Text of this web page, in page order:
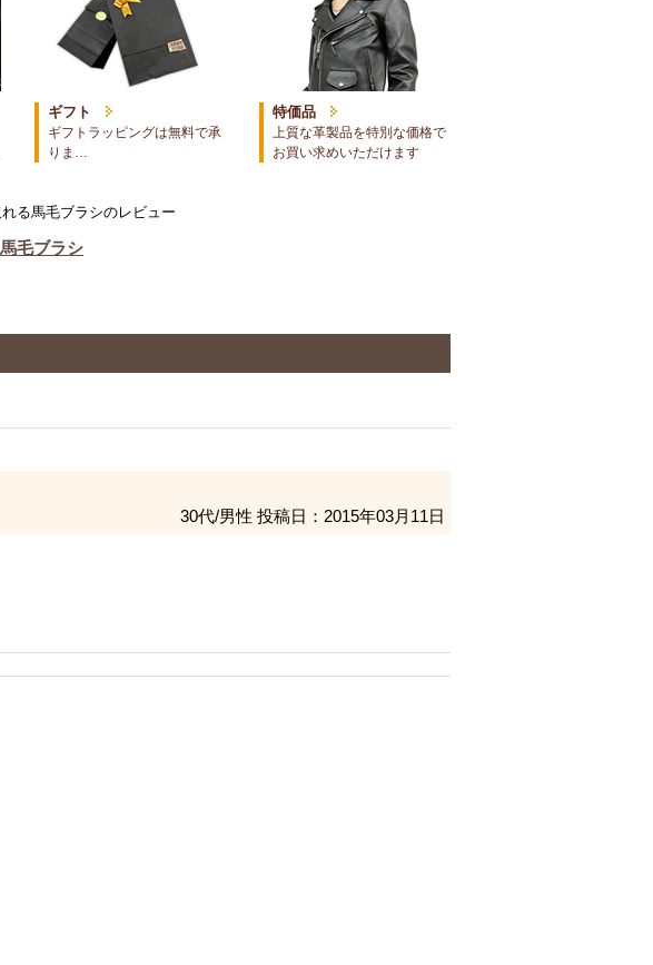
ギフト
ギフトラッピングは無料で承
りま…
特価品
上質な革製品を特別な価格で
お買い求めいただけます
る馬毛ブラシのレビュー
毛ブラシ
30代/男性 投稿日：2015年03月11日